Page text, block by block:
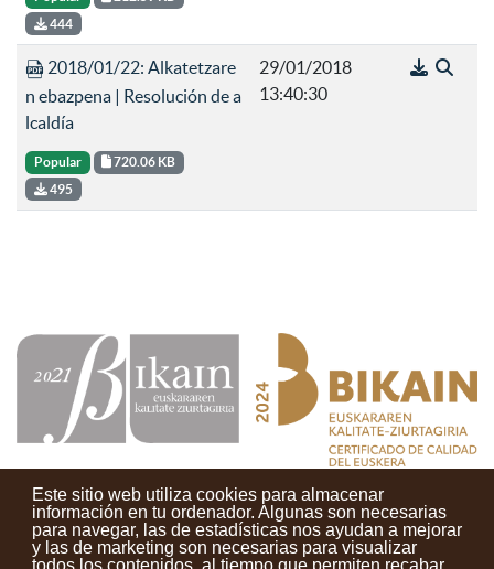
Este sitio web utiliza cookies para almacenar
información en tu ordenador. Algunas son necesarias
para navegar, las de estadísticas nos ayudan a mejorar
y las de marketing son necesarias para visualizar
todos los contenidos, al tiempo que permiten recabar
444
2018/01/22: Alkatetzare
n ebazpena | Resolución de a
lcaldía
Popular
720.06 KB
495
29/01/2018
13:40:30
Contactos Condiciones de uso Aviso legal Noticias